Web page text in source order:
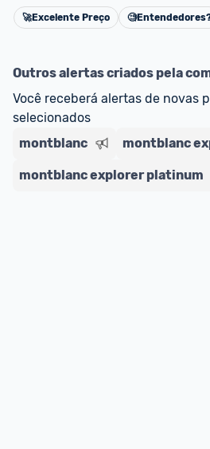
🚀Excelente Preço 🧐
Outros alertas criados pela
Você receberá alertas de novas
selecionados
montblanc
montblanc
montblanc explorer platinum